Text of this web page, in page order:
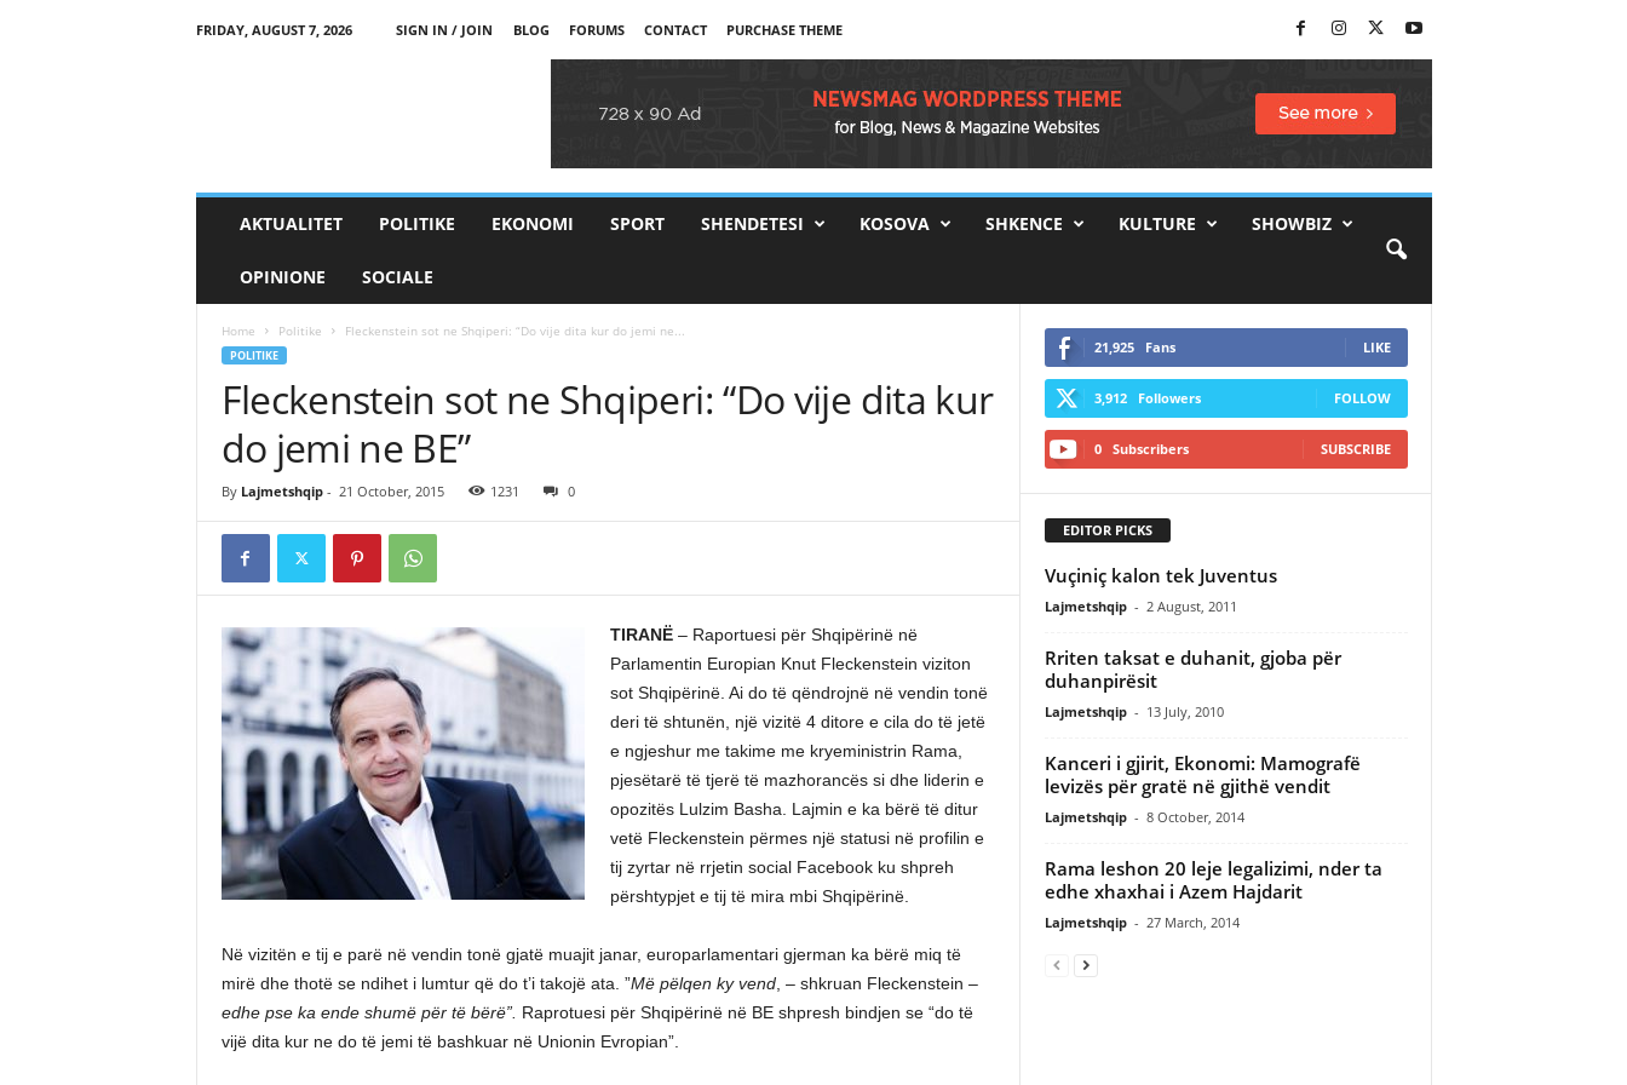
FRIDAY, AUGUST 7, 2026 SIGN IN / JOIN BLOG FORUMS CONTACT PURCHASE THEME
AKTUALITET POLITIKE EKONOMI SPORT SHENDETESI KOSOVA SHKENCE KULTURE SHOWBIZ
OPINIONE SOCIALE
Home Politike Fleckenstein sot ne Shqiperi: “Do vije dita kur do jemi ne...
POLITIKE
Fleckenstein sot ne Shqiperi: “Do vije dita kur
do jemi ne BE”
By Lajmetshqip- 21 October, 2015 1231 0
TIRANË – Raportuesi për Shqipërinë në
Parlamentin Europian Knut Fleckenstein viziton
sot Shqipërinë. Ai do të qëndrojnë në vendin tonë
deri të shtunën, një vizitë 4 ditore e cila do të jetë
e ngjeshur me takime me kryeministrin Rama,
pjesëtarë të tjerë të mazhorancës si dhe liderin e
opozitës Lulzim Basha. Lajmin e ka bërë të ditur
vetë Fleckenstein përmes një statusi në profilin e
tij zyrtar në rrjetin social Facebook ku shpreh
përshtypjet e tij të mira mbi Shqipërinë.
Në vizitën e tij e parë në vendin tonë gjatë muajit janar, europarlamentari gjerman ka bërë miq të
mirë dhe thotë se ndihet i lumtur që do t’i takojë ata. ”Më pëlqen ky vend, – shkruan Fleckenstein –
edhe pse ka ende shumë për të bërë”. Raprotuesi për Shqipërinë në BE shpresh bindjen se “do të
vijë dita kur ne do të jemi të bashkuar në Unionin Evropian”.
21,925 Fans LIKE
3,912 Followers FOLLOW
0 Subscribers SUBSCRIBE
EDITOR PICKS
Vuçiniç kalon tek Juventus
Lajmetshqip - 2 August, 2011
Rriten taksat e duhanit, gjoba për
duhanpirësit
Lajmetshqip - 13 July, 2010
Kanceri i gjirit, Ekonomi: Mamografë
levizës për gratë në gjithë vendit
Lajmetshqip - 8 October, 2014
Rama leshon 20 leje legalizimi, nder ta
edhe xhaxhai i Azem Hajdarit
Lajmetshqip - 27 March, 2014